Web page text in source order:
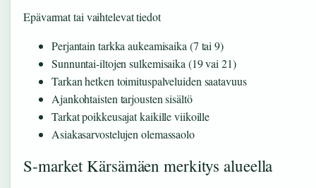
Epävarmat tai vaihtelevat tiedot
Perjantain tarkka aukeamisaika (7 tai 9)
Sunnuntai-iltojen sulkemisaika (19 vai 21)
Tarkan hetken toimituspalveluiden saatavuus
Ajankohtaisten tarjousten sisältö
Tarkat poikkeusajat kaikille viikoille
Asiakasarvostelujen olemassaolo
S-market Kärsämäen merkitys alueella